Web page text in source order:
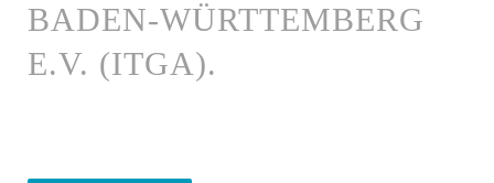
BADEN-WÜRTTEMBERG
E.V. (ITGA).